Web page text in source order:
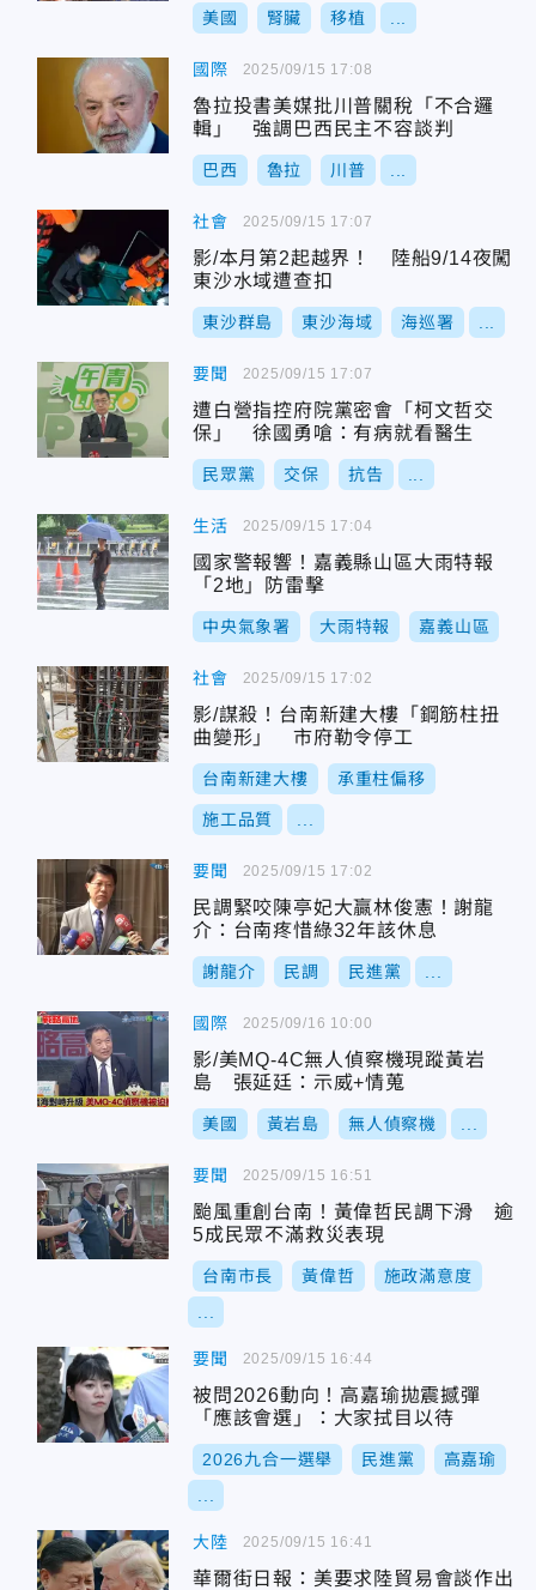
美國 腎臟 移植
國際
魯拉投書美媒批川普關稅「不合邏
輯」 強調巴西民主不容談判
巴西 魯拉 川普
2025/09/15 17:08
社會
影/本月第2起越界！ 陸船9/14夜闖
東沙水域遭查扣
東沙群島 東沙海域 海巡署
2025/09/15 17:07
要聞
遭白營指控府院黨密會「柯文哲交
保」 徐國勇嗆：有病就看醫生
民眾黨 交保 抗告
2025/09/15 17:07
生活
國家警報響！嘉義縣山區大雨特報
「2地」防雷擊
中央氣象署 大雨特報 嘉義山區
2025/09/15 17:04
社會
影/謀殺！台南新建大樓「鋼筋柱扭
曲變形」 市府勒令停工
台南新建大樓 承重柱偏移
施工品質
2025/09/15 17:02
要聞
民調緊咬陳亭妃大贏林俊憲！謝龍
介：台南疼惜綠32年該休息
謝龍介 民調 民進黨
2025/09/15 17:02
國際
影/美MQ-4C無人偵察機現蹤黃岩
島 張延廷：示威+情蒐
美國 黃岩島 無人偵察機
2025/09/16 10:00
要聞
颱風重創台南！黃偉哲民調下滑 逾
5成民眾不滿救災表現
台南市長 黃偉哲 施政滿意度
2025/09/15 16:51
要聞
被問2026動向！高嘉瑜拋震撼彈
「應該會選」：大家拭目以待
2026九合一選舉 民進黨 高嘉瑜
2025/09/15 16:44
大陸
華爾街日報：美要求陸貿易會談作出
2025/09/15 16:41